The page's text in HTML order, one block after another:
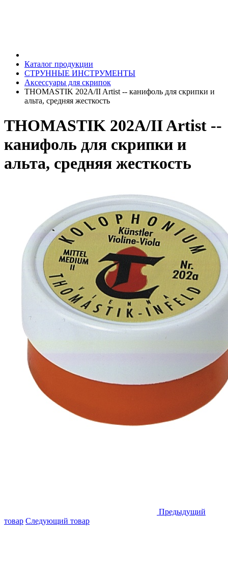
Каталог продукции
СТРУННЫЕ ИНСТРУМЕНТЫ
Аксессуары для скрипок
THOMASTIK 202A/II Artist -- канифоль для скрипки и
альта, средняя жесткость
THOMASTIK 202A/II Artist --
канифоль для скрипки и
альта, средняя жесткость
Предыдущий
товар Следующий товар